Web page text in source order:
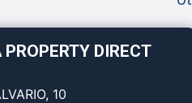
DIRECT
10